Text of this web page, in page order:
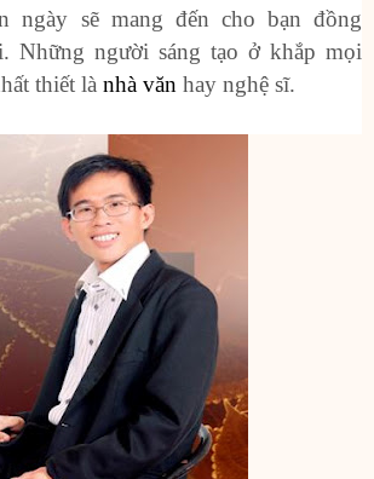
ngày sẽ mang đến cho bạn đồng
Những người sáng tạo ở khắp mọi
thiết là nhà văn hay nghệ sĩ.